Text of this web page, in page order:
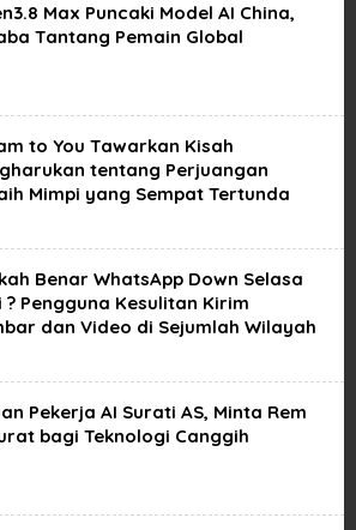
Max Puncaki Model AI China,
Tantang Pemain Global
to You Tawarkan Kisah
tentang Perjuangan
Mimpi yang Sempat Tertunda
Benar WhatsApp Down Selasa
? Pengguna Kesulitan Kirim
dan Video di Sejumlah Wilayah
Pekerja AI Surati AS, Minta Rem
bagi Teknologi Canggih